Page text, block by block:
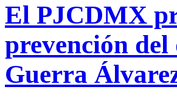
El PJCDMX
prevención del
Guerra